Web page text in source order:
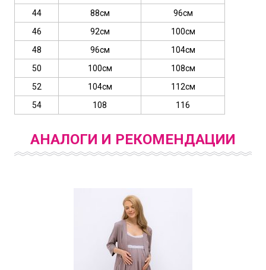
44
88см
96см
46
92см
100см
48
96см
104см
50
100см
108см
52
104см
112см
54
108 116
АНАЛОГИ И РЕКОМЕНДАЦИИ